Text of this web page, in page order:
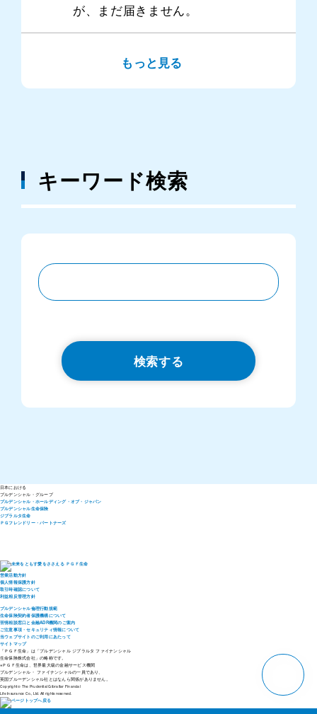
が、まだ届きません。
もっと見る
キーワード検索
検索する
日本における
プルデンシャル・ グループ
プルデンシャル・ホールディング・オブ・ジャパン
プルデンシャル生命保険
ジブラルタ生命
ＰＧフレンドリー・パートナーズ
営業活動方針
個人情報保護方針
取引時確認について
利益相反管理方針
プルデンシャル倫理行動規範
生命保険契約者保護機構について
苦情相談窓口と金融ADR機関のご案内
ご注意事項・セキュリティ情報について
当ウェブサイトのご利用にあたって
サイトマップ
「ＰＧＦ生命」は「プルデンシャル ジブラルタ ファイナンシャル
生命保険株式会社」の略称です。
※ＰＧＦ生命は、世界最大級の金融サービス機関
プルデンシャル・ ファイナンシャルの一員であり、
英国プルーデンシャル社とはなんら関係がありません。
Copyright © The Prudential Gibraltar Financial
Life Insurance Co., Ltd. All rights reserved.
pagetop